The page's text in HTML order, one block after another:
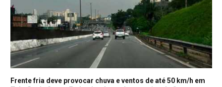
Frente fria deve provocar chuva e ventos de até 50 km/h em